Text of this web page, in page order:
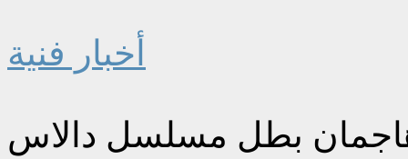
أخبار فنية
بطل مسلسل دالاس